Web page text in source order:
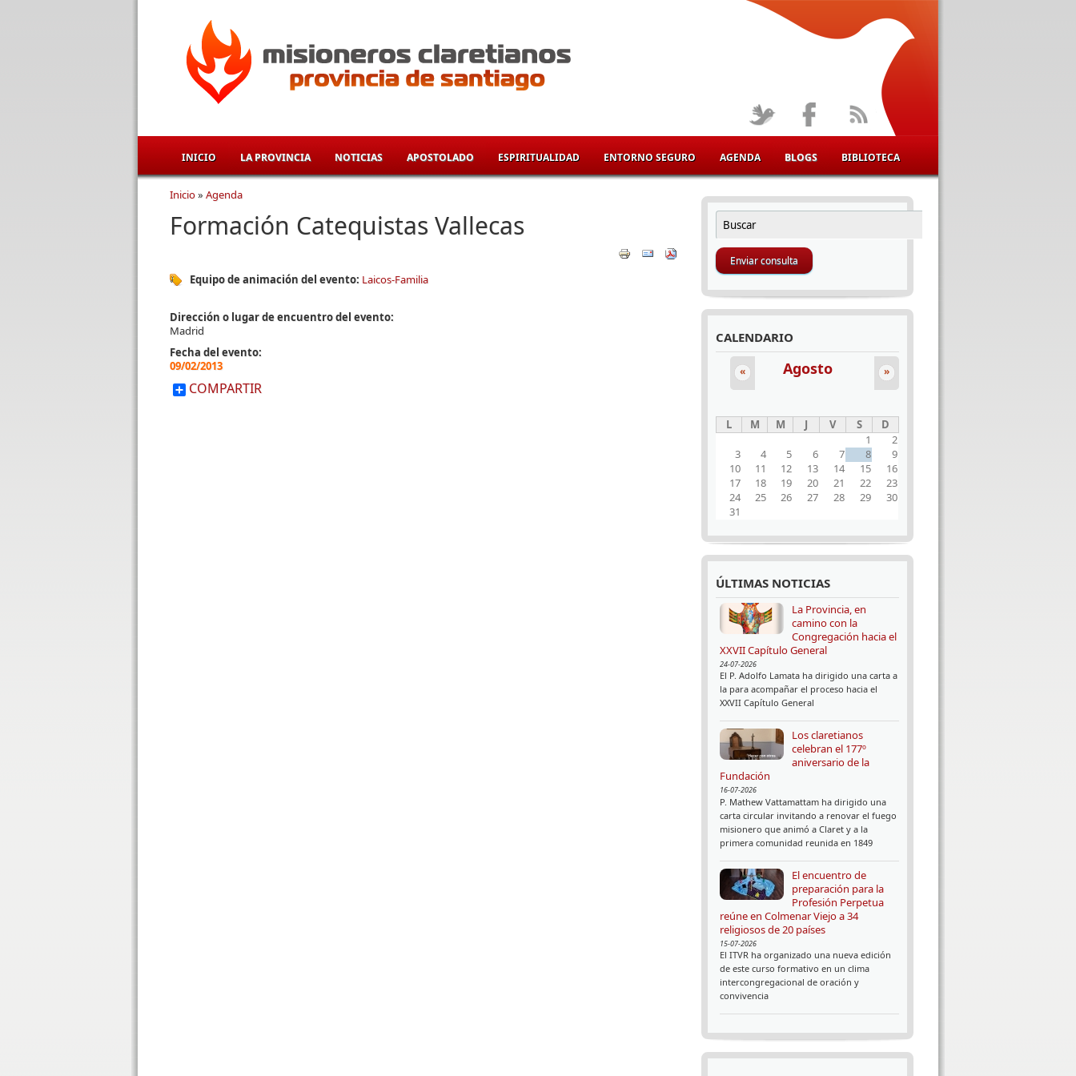
INICIO LA PROVINCIA NOTICIAS APOSTOLADO ESPIRITUALIDAD ENTORNO SEGURO AGENDA BLOGS BIBLIOTECA
Se encuentra usted aquí
Inicio» Agenda
Formación Catequistas Vallecas
Equipo de animación del evento: Laicos-Familia
Dirección o lugar de encuentro del evento:
Madrid
Fecha del evento:
09/02/2013
COMPARTIR
FORMULARIO DE BÚSQUEDA
Buscar
CALENDARIO
Agosto
« »
L M M J V S
D
1
2
3
4 5 6 7 8
9
10
11 12 13 14 15
16
17
18 19 20 21 22
23
24
25 26 27 28 29
30
31
ÚLTIMAS NOTICIAS
La Provincia, en
camino con la
Congregación hacia el
XXVII Capítulo General
24-07-2026
El P. Adolfo Lamata ha dirigido una carta a
la para acompañar el proceso hacia el
XXVII Capítulo General
Los claretianos
celebran el 177º
aniversario de la
Fundación
16-07-2026
P. Mathew Vattamattam ha dirigido una
carta circular invitando a renovar el fuego
misionero que animó a Claret y a la
primera comunidad reunida en 1849
El encuentro de
preparación para la
Profesión Perpetua
reúne en Colmenar Viejo a 34
religiosos de 20 países
15-07-2026
El ITVR ha organizado una nueva edición
de este curso formativo en un clima
intercongregacional de oración y
convivencia